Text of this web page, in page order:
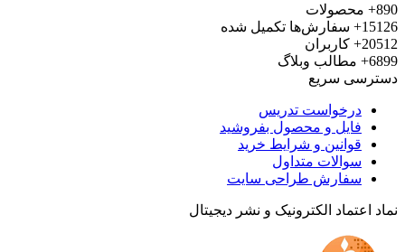
محصولات
سفارش‌ها تکمیل شده
کاربران
مطالب وبلاگ
سریع
درخواست تدریس
فایل و محصول بفروشید
قوانین و شرایط خرید
سوالات متداول
سفارش طراحی سایت
اعتماد الکترونیک و نشر دیجیتال